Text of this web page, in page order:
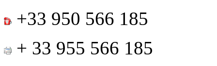
+33 950 566 185
+ 33 955 566 185